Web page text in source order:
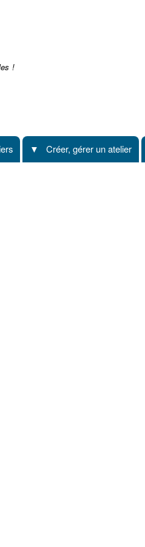
!
Créer, gérer un atelier